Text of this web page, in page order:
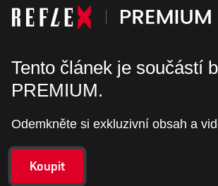
Tento článek je součástí
PREMIUM.
Odemkněte si exkluzivní obsah a
Koupit